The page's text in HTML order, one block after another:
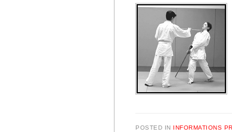
POSTED IN INFORMATIONS